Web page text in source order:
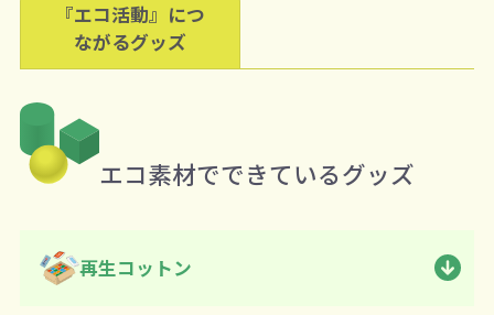
『エコ活動』につ
ながるグッズ
エコ素材でできているグッズ
再生コットン